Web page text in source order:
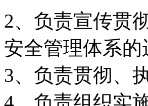
2、负责宣传贯
安全管理体系的
3、负责贯彻、